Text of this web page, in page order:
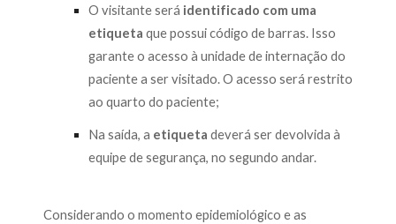
O visitante será identificado com uma
etiqueta que possui código de barras. Isso
garante o acesso à unidade de internação do
paciente a ser visitado. O acesso será restrito
ao quarto do paciente;
Na saída, a etiqueta deverá ser devolvida à
equipe de segurança, no segundo andar.
Considerando o momento epidemiológico e as